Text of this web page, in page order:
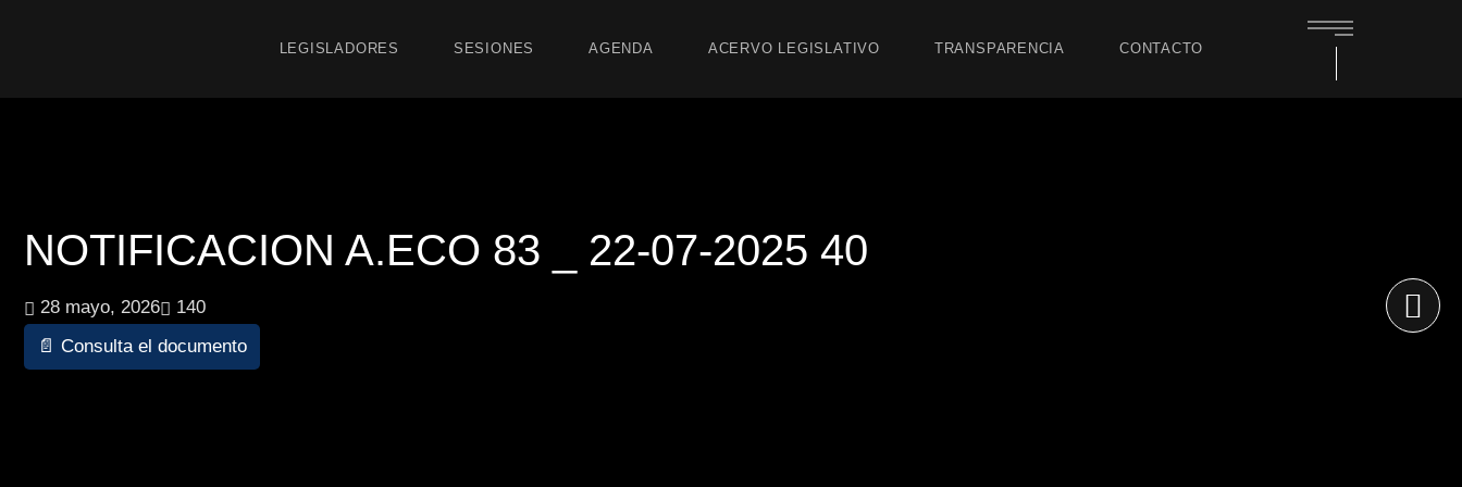
LEGISLADORES SESIONES AGENDA ACERVO LEGISLATIVO TRANSPARENCIA CONTACTO
NOTIFICACION A.ECO 83 _ 22-07-2025 40
28 mayo, 2026
140
📄 Consulta el documento